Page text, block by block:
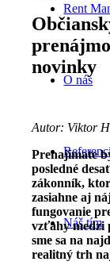
Rent
O nás
Náš tím
novinky
Autor: Viktor
Prenajímate
posledné
zákonník,
zasiahne aj
fungovanie
vzťahy medzi
sme sa na
realitný trh